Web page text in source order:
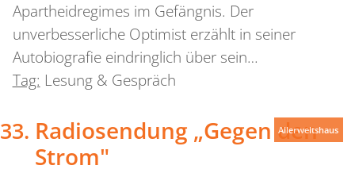
Apartheidregimes im Gefängnis. Der
unverbesserliche Optimist erzählt in seiner
Autobiografie eindringlich über sein…
Tag: Lesung & Gespräch
Radiosendung „Gegen den
Strom"
Allerweltshaus